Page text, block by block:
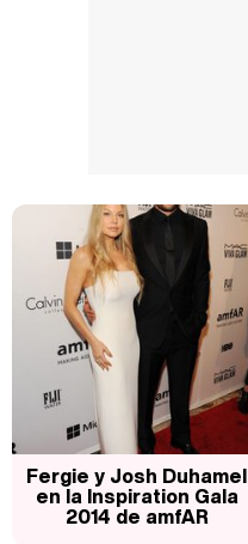
Fergie y Josh Duhamel
en la Inspiration Gala
2014 de amfAR